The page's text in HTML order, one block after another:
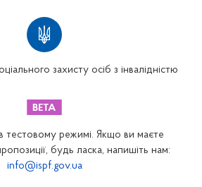
захисту осіб з інвалідністю
тестовому режимі. Якщо ви маєте
будь ласка, напишіть нам:
info@ispf.gov.ua